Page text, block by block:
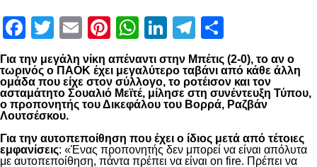
Facebook
Twitter
EmailPinterest
WhatsApp
LinkedIn
Telegram
Για την μεγάλη νίκη απέναντι στην Μπέτις (2-0), το αν ο
τωρινός ο ΠΑΟΚ έχει μεγαλύτερο ταβάνι από κάθε άλλη
ομάδα που είχε στον σύλλογο, το ροτέισον και τον
ασταμάτητο Σουαλιό Μεϊτέ, μίλησε στη συνέντευξη Τύπου,
ο προπονητής του Δικεφάλου του Βορρά, Ραζβάν
Λουτσέσκου.
Για την αυτοπεποίθηση που έχει ο ίδιος μετά από τέτοιες
εμφανίσεις: «Ένας προπονητής δεν μπορεί να είναι απόλυτα
με αυτοπεποίθηση, πάντα πρέπει να είναι on fire. Πρέπει να